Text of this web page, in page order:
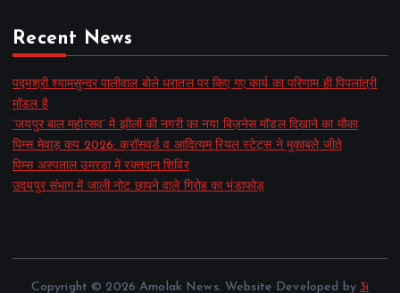
Recent News
पद्मश्री श्यामसुन्दर पालीवाल बोले धरातल पर किए गए कार्य का परिणाम ही पिपलांत्री
मॉडल है
‘जयपुर बाल महोत्सव’ में झीलों की नगरी का नया बिज़नेस मॉडल दिखाने का मौका
पिम्स मेवाड़ कप 2026: क्रॉसवर्ड व आदित्यम रियल स्टेट्स ने मुकाबले जीते
पिम्स अस्पताल उमरडा में रक्तदान शिविर
उदयपुर संभाग में जाली नोट छापने वाले गिरोह का भंडाफोड़
Copyright © 2026 Amolak News. Website Developed by 3i